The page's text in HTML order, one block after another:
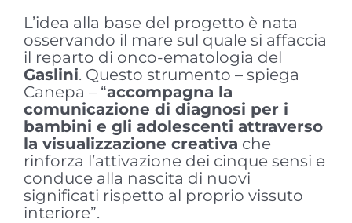
L’idea alla base del progetto è nata
osservando il mare sul quale si affaccia
il reparto di onco-ematologia del
Gaslini. Questo strumento – spiega
Canepa – “accompagna la
comunicazione di diagnosi per i
bambini e gli adolescenti attraverso
la visualizzazione creativa che
rinforza l’attivazione dei cinque sensi e
conduce alla nascita di nuovi
significati rispetto al proprio vissuto
interiore”.